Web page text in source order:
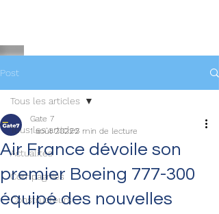
Post
Tous les articles
Actualités
Compagnies
Constructeurs
Tous les articles
Air France dévoile son
premier Boeing 777-300
équipé des nouvelles
Gate 7
1 août 20222 min de lecture